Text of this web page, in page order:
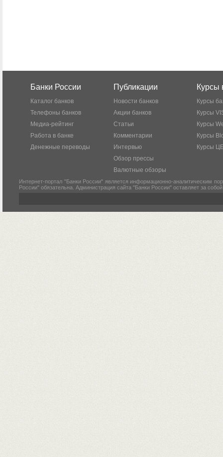
Банки России
Каталог банков
Телефоны банков
Медиа-рейтинг
Работа в банке
Денежные переводы
Публикации
Новости банков
Акции банков
Статьи
Комментарии
Интервью
Обзор прессы
Валютные обзоры
Курсы
Курсы
Курсы
Курсы
Курсы
Курсы
Интернет-портал "Банки России" является информационно-аналитическим
России" обязательна. Администрация сайта "Банки России" оставляет за